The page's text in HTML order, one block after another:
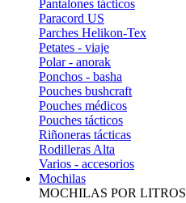
Pantalones tácticos
Paracord US
Parches Helikon-Tex
Petates - viaje
Polar - anorak
Ponchos - basha
Pouches bushcraft
Pouches médicos
Pouches tácticos
Riñoneras tácticas
Rodilleras Alta
Varios - accesorios
Mochilas
MOCHILAS POR LITROS